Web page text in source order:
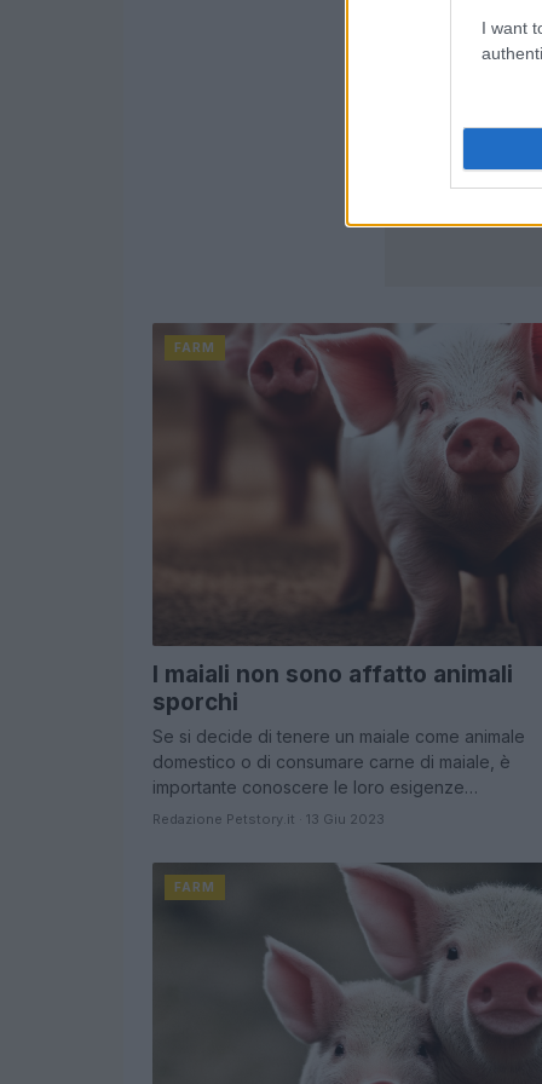
I want
FARM
I maiali non sono affatto animali
sporchi
Se si decide di tenere un maiale come animale
domestico o di consumare carne di maiale, è
importante conoscere le loro esigenze…
Redazione Petstory.it · 13 Giu 2023
FARM